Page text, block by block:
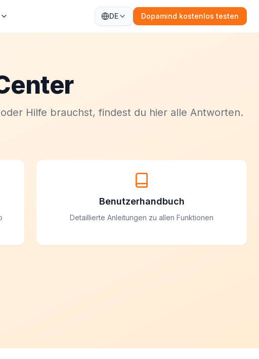
DE Dopamind kostenlos testen
Hilfe brauchst, findest du hier alle Antworten.
Benutzerhandbuch
Detaillierte Anleitungen zu allen Funktionen